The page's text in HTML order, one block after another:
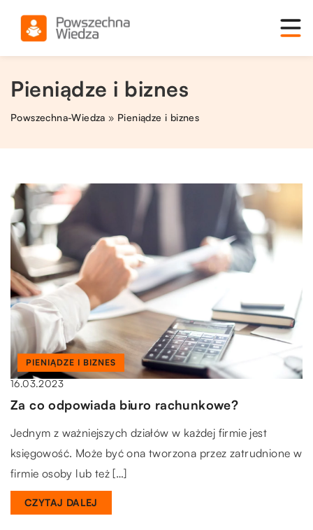
Pieniądze i biznes
Powszechna-Wiedza » Pieniądze i biznes
PIENIĄDZE I BIZNES
16.03.2023
Za co odpowiada biuro rachunkowe?
Jednym z ważniejszych działów w każdej firmie jest
księgowość. Może być ona tworzona przez zatrudnione w
firmie osoby lub też […]
CZYTAJ DALEJ